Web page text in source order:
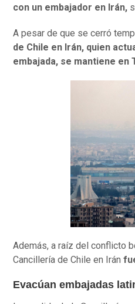
con un embajador en Irán,
A pesar de que se cerró
de Chile en Irán, quien
embajada, se mantiene en
Además, a raíz del conflicto
Cancillería de Chile en Irán
Evacúan embajadas